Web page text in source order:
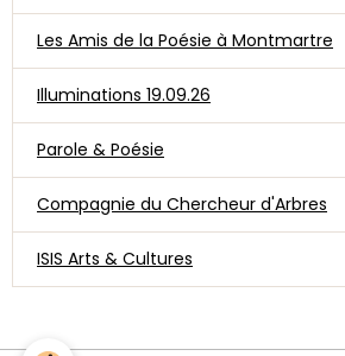
Les Amis de la Poésie à Montmartre
Illuminations 19.09.26
Parole & Poésie
Compagnie du Chercheur d'Arbres
ISIS Arts & Cultures